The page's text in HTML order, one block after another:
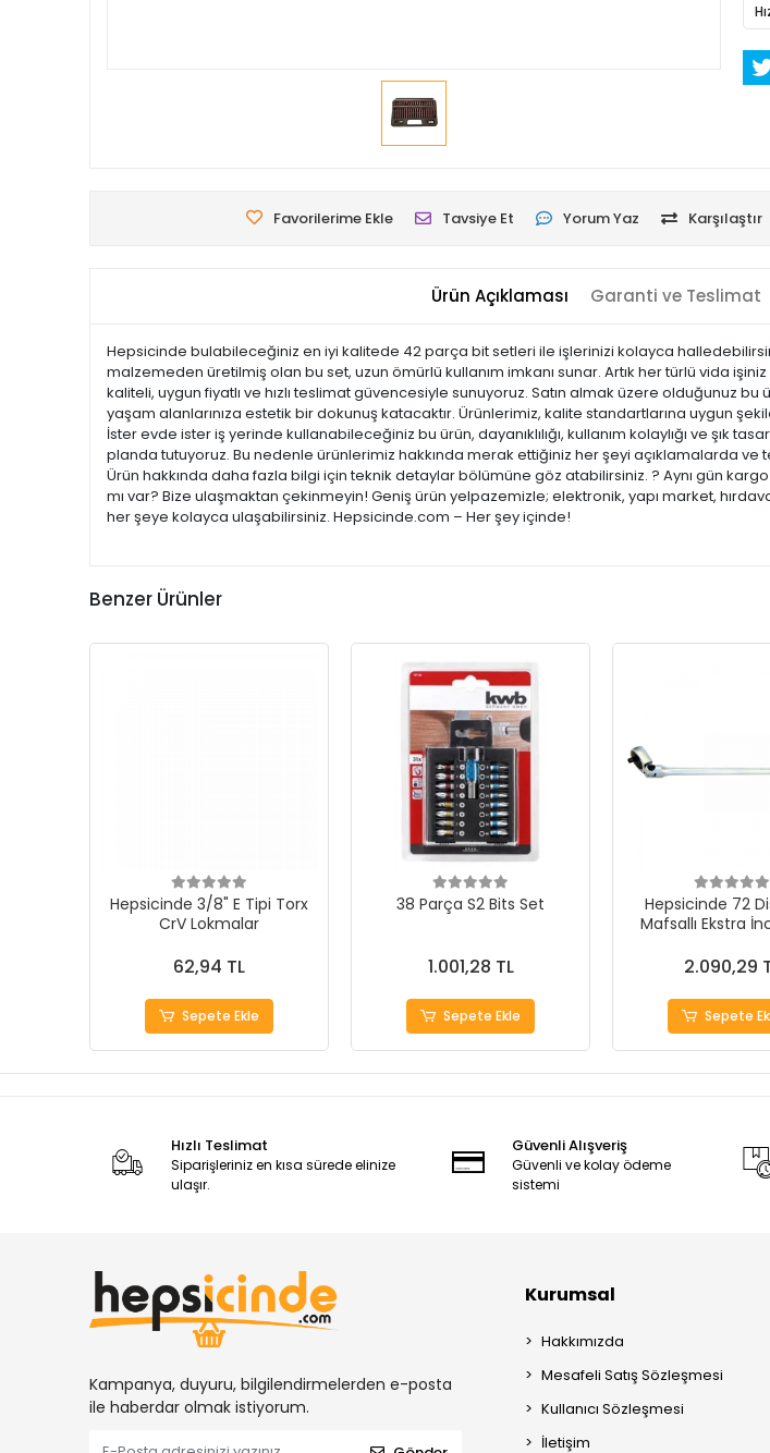
Favorilerime Ekle Tavsiye Et Yorum Yaz Karşılaştır
Ürün Açıklaması Garanti ve Teslimat
Hepsicinde bulabileceğiniz en iyi kalitede 42 parça bit setleri ile işlerinizi kolayca
malzemeden üretilmiş olan bu set, uzun ömürlü kullanım imkanı sunar. Artık her türlü vida
kaliteli, uygun fiyatlı ve hızlı teslimat güvencesiyle sunuyoruz. Satın almak üzere olduğunuz
yaşam alanlarınıza estetik bir dokunuş katacaktır. Ürünlerimiz, kalite standartlarına uygun
İster evde ister iş yerinde kullanabileceğiniz bu ürün, dayanıklılığı, kullanım kolaylığı ve şık
planda tutuyoruz. Bu nedenle ürünlerimiz hakkında merak ettiğiniz her şeyi açıklamalarda ve
Ürün hakkında daha fazla bilgi için teknik detaylar bölümüne göz atabilirsiniz. ? Aynı gün
mı var? Bize ulaşmaktan çekinmeyin! Geniş ürün yelpazemizle; elektronik, yapı market,
her şeye kolayca ulaşabilirsiniz. Hepsicinde.com – Her şey içinde!
Benzer Ürünler
Hepsicinde 3/8" E Tipi Torx
CrV Lokmalar
62,94 TL
Sepete Ekle
38 Parça S2 Bits Set
1.001,28 TL
Sepete Ekle
Hepsicinde 72
Mafsallı Ekstra
2.090,29
Sepete
Hızlı Teslimat
Siparişleriniz en kısa sürede elinize
ulaşır.
Güvenli Alışveriş
Güvenli ve kolay ödeme
sistemi
Kampanya, duyuru, bilgilendirmelerden e-posta
ile haberdar olmak istiyorum.
Kurumsal
Hakkımızda
Mesafeli Satış Sözleşmesi
Kullanıcı Sözleşmesi
İletişim